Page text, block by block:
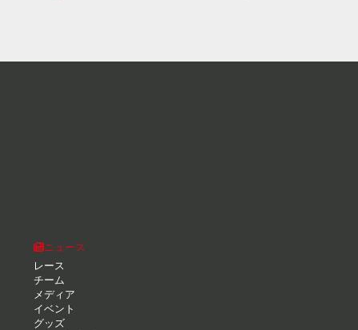
ニュース
レース
チーム
メディア
イベント
グッズ